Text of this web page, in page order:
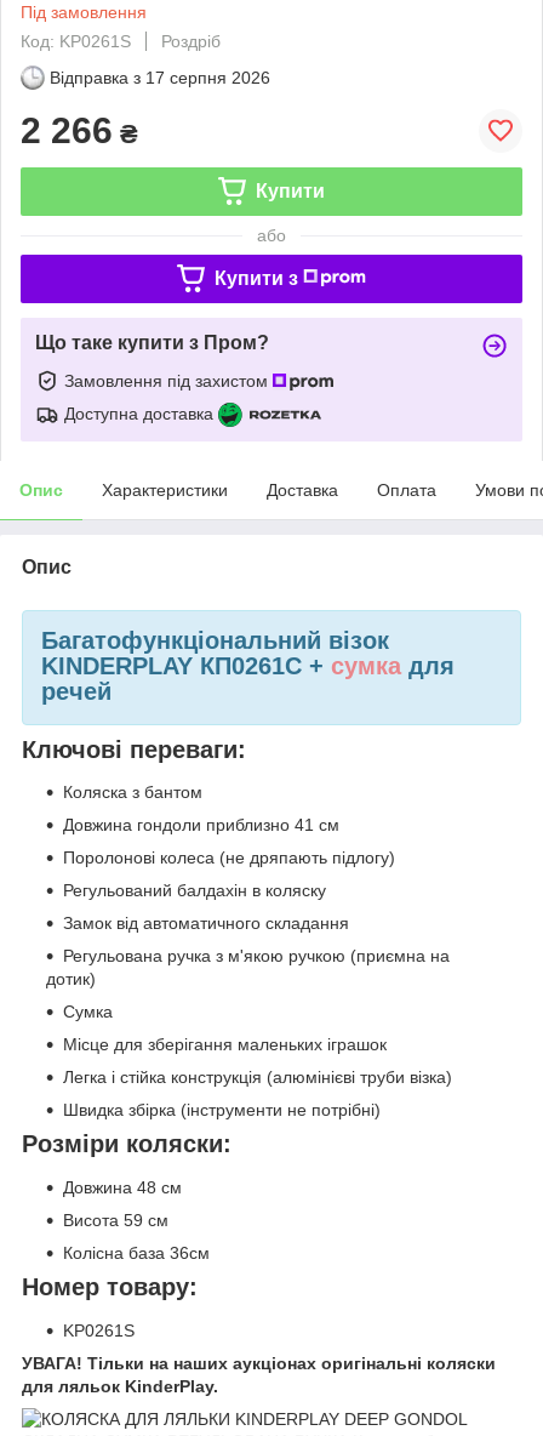
Під замовлення
Код: KP0261S
Роздріб
Відправка з 17 серпня 2026
2 266 ₴
Купити
або
Купити з
Що таке купити з Пром?
Замовлення під захистом
Доступна доставка
Опис Характеристики Доставка Оплата Умови
Опис
Багатофункціональний візок
KINDERPLAY КП0261С + сумка для
речей
Ключові переваги:
Коляска з бантом
Довжина гондоли приблизно 41 см
Поролонові колеса (не дряпають підлогу)
Регульований балдахін в коляску
Замок від автоматичного складання
Регульована ручка з м'якою ручкою (приємна на
дотик)
Сумка
Місце для зберігання маленьких іграшок
Легка і стійка конструкція (алюмінієві труби візка)
Швидка збірка (інструменти не потрібні)
Розміри коляски:
Довжина 48 см
Висота 59 см
Колісна база 36см
Номер товару:
KP0261S
УВАГА! Тільки на наших аукціонах оригінальні коляски
для ляльок KinderPlay.